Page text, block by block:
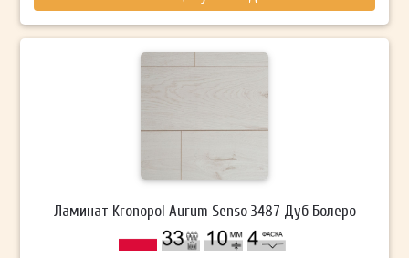
Ламинат Kronopol Aurum Senso 3487 Дуб Болеро